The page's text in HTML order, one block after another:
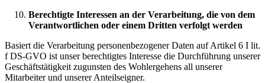
Berechtigte Interessen an der Verarbeitung, die von dem
Verantwortlichen oder einem Dritten verfolgt werden
Basiert die Verarbeitung personenbezogener Daten auf Artikel 6 I lit.
f DS-GVO ist unser berechtigtes Interesse die Durchführung unserer
Geschäftstätigkeit zugunsten des Wohlergehens all unserer
Mitarbeiter und unserer Anteilseigner.